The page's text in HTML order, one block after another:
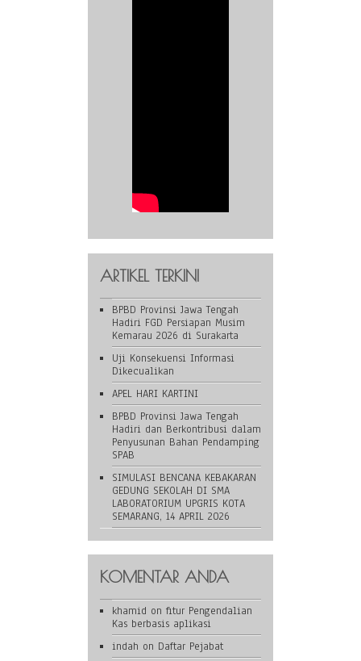
ARTIKEL TERKINI
BPBD Provinsi Jawa Tengah
Hadiri FGD Persiapan Musim
Kemarau 2026 di Surakarta
Uji Konsekuensi Informasi
Dikecualikan
APEL HARI KARTINI
BPBD Provinsi Jawa Tengah
Hadiri dan Berkontribusi dalam
Penyusunan Bahan Pendamping
SPAB
SIMULASI BENCANA KEBAKARAN
GEDUNG SEKOLAH DI SMA
LABORATORIUM UPGRIS KOTA
SEMARANG, 14 APRIL 2026
KOMENTAR ANDA
khamid on fitur Pengendalian
Kas berbasis aplikasi
indah on Daftar Pejabat